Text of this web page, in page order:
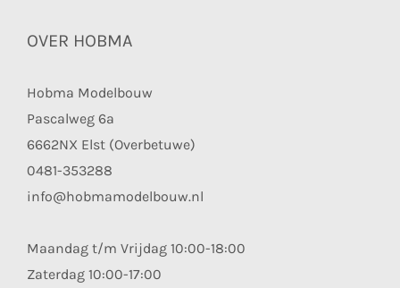
OVER HOBMA
Hobma Modelbouw
Pascalweg 6a
6662NX Elst (Overbetuwe)
0481-353288
info@hobmamodelbouw.nl
Maandag t/m Vrijdag 10:00-18:00
Zaterdag 10:00-17:00